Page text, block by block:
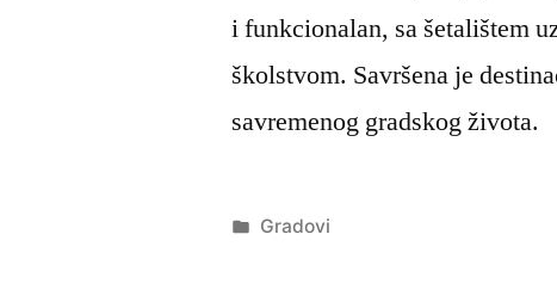
i funkcionalan, sa šetalištem
školstvom. Savršena je
savremenog gradskog života.
Објављено
Gradovi